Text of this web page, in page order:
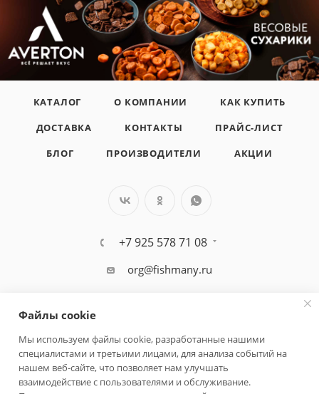
КАТАЛОГ О КОМПАНИИ
КАК КУПИТЬ
ДОСТАВКА
КОНТАКТЫ
ПРАЙС-ЛИСТ
БЛОГ
ПРОИЗВОДИТЕЛИ АКЦИИ
+7 925 578 71 08
org@fishmany.ru
ПОЛИТИКА КОНФИДЕНЦИАЛЬНОСТИ
Файлы cookie
Мы используем файлы cookie, разработанные нашими
специалистами и третьими лицами, для анализа событий на
нашем веб-сайте, что позволяет нам улучшать
взаимодействие с пользователями и обслуживание.